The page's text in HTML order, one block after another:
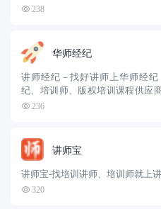
238
华师经纪
讲师经纪－找好讲师上华师经
纪、培训师、版权培训课程供应
公司官方网站 (huashijingji.com)
236
讲师宝
讲师宝-找培训讲师、培训师就上
320